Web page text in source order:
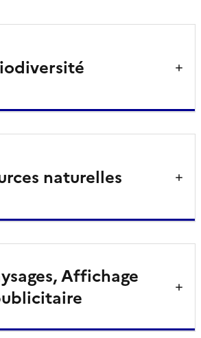
naturelles
Affichage